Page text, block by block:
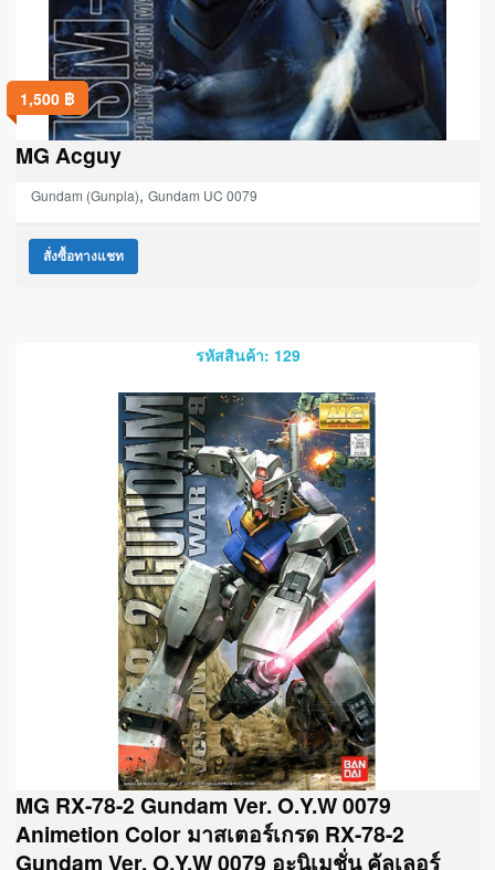
1,500 ฿
MG Acguy
Gundam (Gunpla), Gundam UC 0079
สั่งซื้อทางแชท
รหัสสินค้า: 129
MG RX-78-2 Gundam Ver. O.Y.W 0079
Animetion Color มาสเตอร์เกรด RX-78-2
Gundam Ver. O.Y.W 0079 อะนิเมชั่น คัลเลอร์